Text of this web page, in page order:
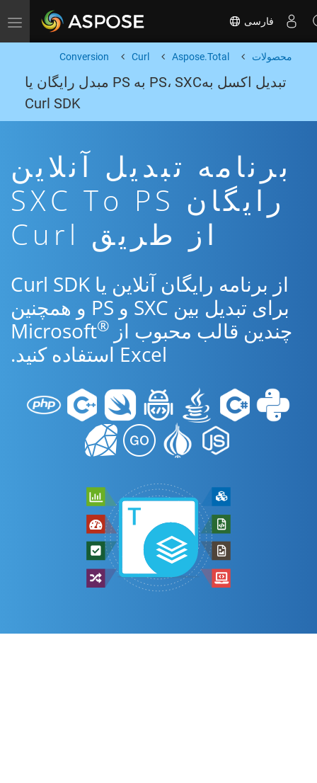
Toggle navigation فارسی
محصولات Aspose.Total
Curl
Conversion
تبدیل اکسل بهPS، SXC به PS مبدل رایگان یا
Curl SDK
برنامه تبدیل آنلاین
رایگان SXC To PS
از طریق Curl
از برنامه رایگان آنلاین یا Curl SDK
برای تبدیل بین SXC و PS و همچنین
چندین قالب محبوب از Microsoft ®
Excel استفاده کنید.